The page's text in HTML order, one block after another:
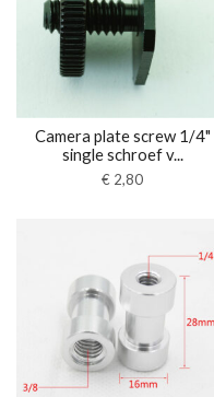
Camera plate screw 1/4"
single schroef v...
€ 2,80